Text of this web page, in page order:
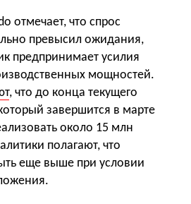
отмечает, что спрос
превысил ожидания,
предпринимает усилия
мощностей.
, что до конца текущего
завершится в марте
около 15 млн
полагают, что
еще выше при условии